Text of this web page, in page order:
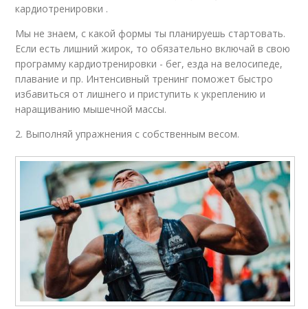
кардиотренировки .
Мы не знаем, с какой формы ты планируешь стартовать.
Если есть лишний жирок, то обязательно включай в свою
программу кардиотренировки - бег, езда на велосипеде,
плавание и пр. Интенсивный тренинг поможет быстро
избавиться от лишнего и приступить к укреплению и
наращиванию мышечной массы.
2. Выполняй упражнения с собственным весом.